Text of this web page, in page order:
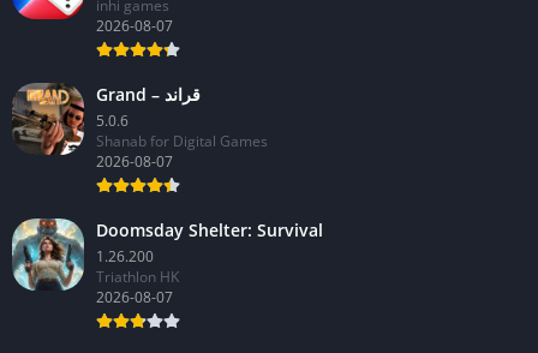
inhi games
2026-08-07
Grand – قراند
5.0.6
Shanab for Digital Games
2026-08-07
Doomsday Shelter: Survival
1.26.200
Triathlon HK
2026-08-07